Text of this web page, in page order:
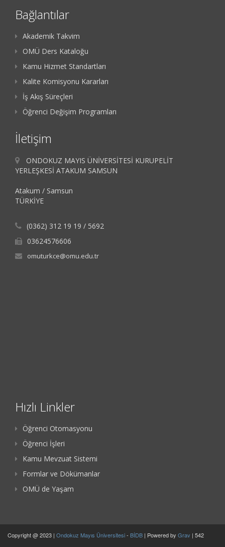
Bağlantılar
Akademik Takvim
OMÜ Ders Kataloğu
Kamu Hizmet Standartları
Kalite Komisyonu Kararları
İş Akış Süreçleri
Öğrenci Değişim Programları
İletişim
ONDOKUZ MAYIS ÜNİVERSİTESİ KURUPELİT
YERLEŞKESİ ATAKUM SAMSUN
Atakum / Samsun
TÜRKİYE
(0362) 312 19 19 / 5692
03624576606
omuturkce@omu.edu.tr
Hızlı Linkler
Öğrenci Otomasyonu
Öğrenci İşleri
Kamu Mevzuat Sistemi
Formlar ve Dökümanlar
OMÜ de Yaşam
Copyright @ 2023 | Ondokuz Mayıs Üniversitesi- BİDB | Powered by Grav | 542